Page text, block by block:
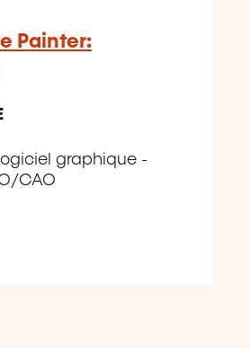
Painter:
graphique -
CAO